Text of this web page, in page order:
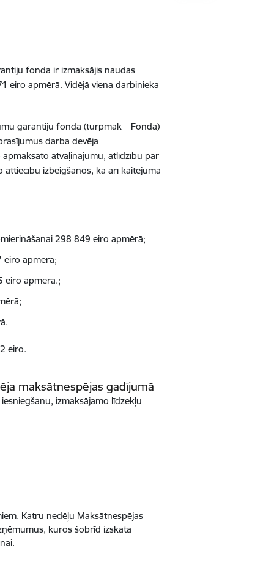
fonda ir izmaksājis naudas
eiro apmērā. Vidējā viena darbinieka
garantiju fonda (turpmāk – Fonda)
darba devēja
atvaļinājumu, atlīdzību par
izbeigšanos, kā arī kaitējuma
298 849 eiro apmērā;
eiro apmērā;
eiro apmērā.;
eiro.
maksātnespējas gadījumā
izmaksājamo līdzekļu
Katru nedēļu Maksātnespējas
kuros šobrīd izskata